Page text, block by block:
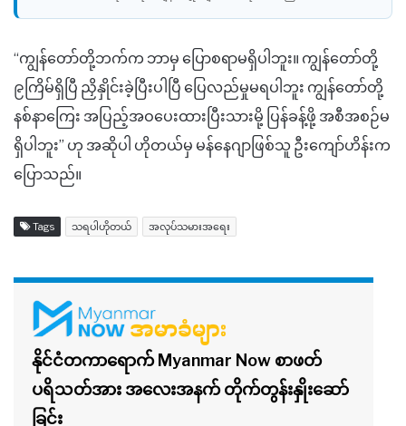
“ကျွန်တော်တို့ဘက်က ဘာမှ ပြောစရာမရှိပါဘူး။ ကျွန်တော်တို့
၉ကြိမ်ရှိပြီ ညှိနှိုင်းခဲ့ပြီးပါပြီ ပြေလည်မှုမရပါဘူး ကျွန်တော်တို့
နစ်နာကြေး အပြည့်အဝပေးထားပြီးသားမို့ ပြန်ခန့်ဖို့ အစီအစဉ်မ
ရှိပါဘူး” ဟု အဆိုပါ ဟိုတယ်မှ မန်နေဂျာဖြစ်သူ ဦးကျော်ဟိန်းက
ပြောသည်။
Tags သရပါဟိုတယ် အလုပ်သမားအရေး
နိုင်ငံတကာရောက် Myanmar Now စာဖတ်
ပရိသတ်အား အလေးအနက် တိုက်တွန်းနှိုးဆော်
ခြင်း